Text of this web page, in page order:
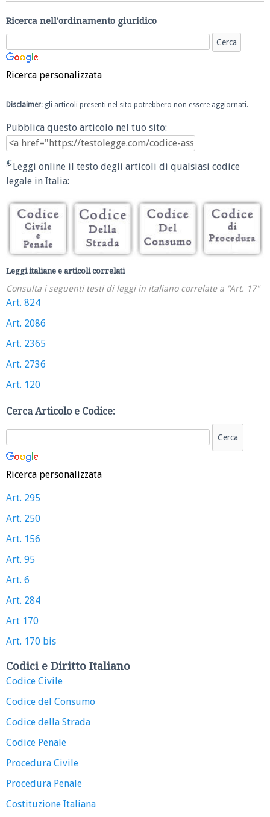
Ricerca nell'ordinamento giuridico
Ricerca personalizzata
Disclaimer: gli articoli presenti nel sito potrebbero non essere aggiornati.
Pubblica questo articolo nel tuo sito:
Leggi online il testo degli articoli di qualsiasi codice
legale in Italia:
Leggi italiane e articoli correlati
Consulta i seguenti testi di leggi in italiano correlate a "Art. 17"
Art. 824
Art. 2086
Art. 2365
Art. 2736
Art. 120
Cerca Articolo e Codice:
Ricerca personalizzata
Art. 295
Art. 250
Art. 156
Art. 95
Art. 6
Art. 284
Art 170
Art. 170 bis
Codici e Diritto Italiano
Codice Civile
Codice del Consumo
Codice della Strada
Codice Penale
Procedura Civile
Procedura Penale
Costituzione Italiana